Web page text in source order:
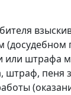
(досудебном
или
штраф, пеня